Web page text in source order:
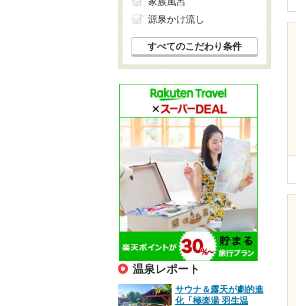
源泉かけ流し
すべてのこだわり条件
温泉レポート
サウナ＆露天が劇的進
化「極楽湯 羽生温